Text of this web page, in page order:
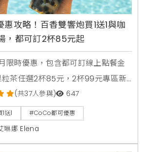
攻略！百香雙響炮買1送1與咖
，都可訂2杯85元起
限時優惠，包含都可訂線上點餐金
茶任選2杯85元，2杯99元專區新
每週一二指定咖啡買1送1，8月5日
香雙響炮買1送1優惠。
(共37人參與) 647
送1 #CoCo都可優惠
琳娜 Elena